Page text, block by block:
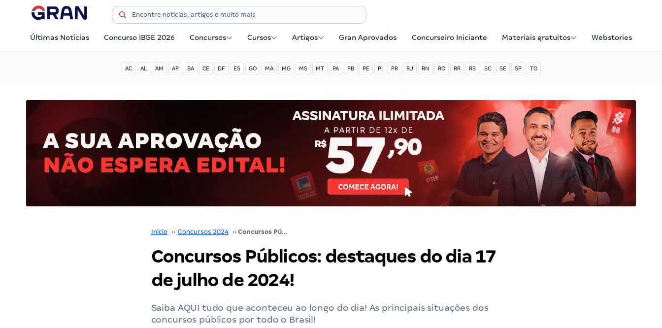
Últimas Notícias Concurso IBGE 2026 Concursos Cursos Artigos Gran Aprovados Concurseiro Iniciante Materiais gratuitos Webstories
AC AL AM AP BA CE DF ES GO MA MG MS MT PA PB PE PI PR RJ RN RO RR RS SC SE SP TO
Início ›› Concursos 2024 ›› Concursos Públicos: destaques do dia 17 de julho de 2024!
Concursos Públicos: destaques do dia 17
de julho de 2024!
Saiba AQUI tudo que aconteceu ao longo do dia! As principais situações dos
concursos públicos por todo o Brasil!